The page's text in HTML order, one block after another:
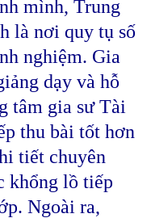
mình, Trung
là nơi quy tụ số
nghiệm. Gia
dạy và hỗ
tâm gia sư Tài
thu bài tốt hơn
tiết chuyên
khổng lồ tiếp
Ngoài ra,